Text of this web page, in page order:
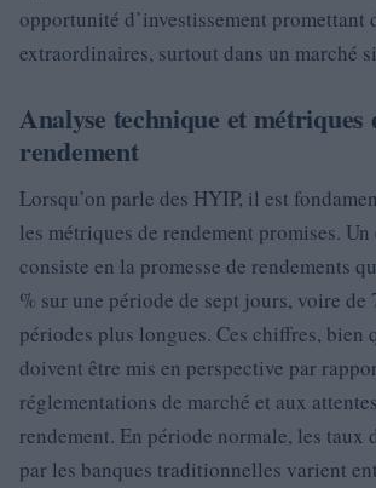
opportunité d’investissement promettant
extraordinaires, surtout dans un marché
Analyse technique et métriques
rendement
Lorsqu’on parle des HYIP, il est
les métriques de rendement promises.
consiste en la promesse de rendements
% sur une période de sept jours, voire de
périodes plus longues. Ces chiffres, bien
doivent être mis en perspective par
réglementations de marché et aux
rendement. En période normale, les taux
par les banques traditionnelles varient